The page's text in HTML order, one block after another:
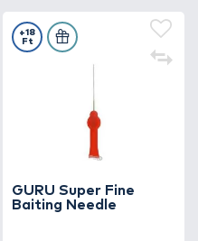
GURU Super Fine
Baiting Needle
+18
Ft